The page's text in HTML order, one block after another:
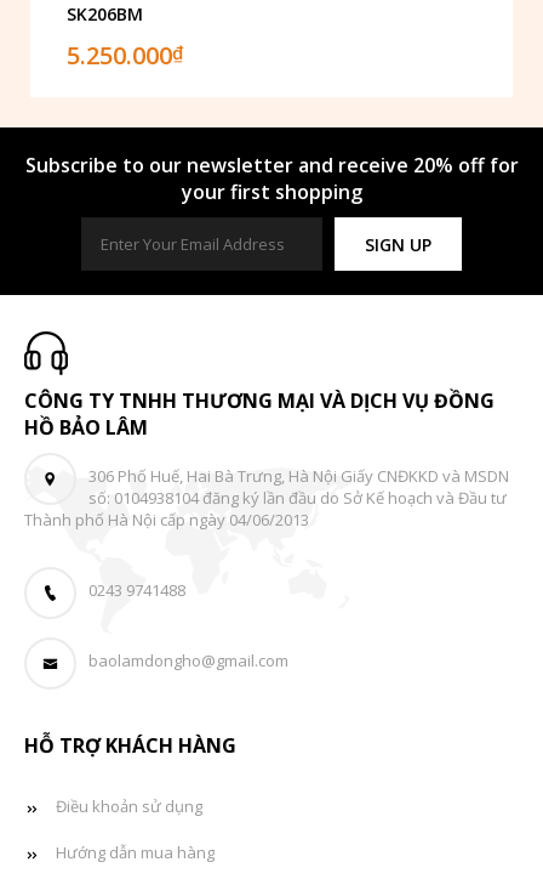
SK206BM
5.250.000₫
Subscribe to our newsletter and receive 20% off for
your first shopping
SIGN UP
CÔNG TY TNHH THƯƠNG MẠI VÀ DỊCH VỤ ĐỒNG
HỒ BẢO LÂM
306 Phố Huế, Hai Bà Trưng, Hà Nội Giấy CNĐKKD và MSDN
số: 0104938104 đăng ký lần đầu do Sở Kế hoạch và Đầu tư
Thành phố Hà Nội cấp ngày 04/06/2013
0243 9741488
baolamdongho@gmail.com
HỖ TRỢ KHÁCH HÀNG
Điều khoản sử dụng
Hướng dẫn mua hàng